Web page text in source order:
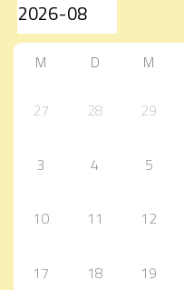
M D M
27 28 29
3 4 5
10 11 12
17 18 19